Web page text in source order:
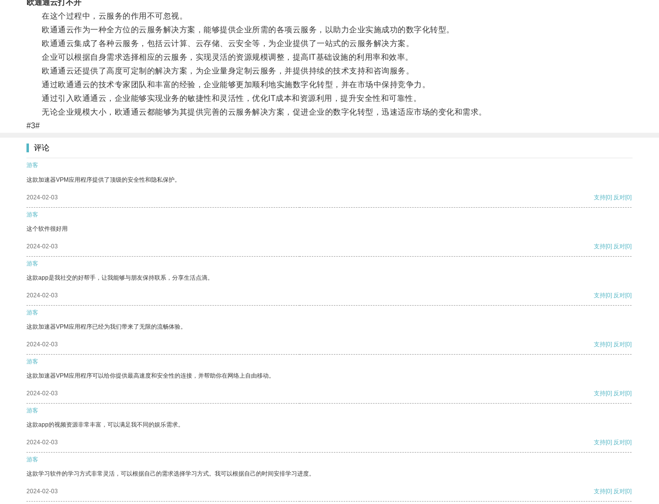
欧通通云打不开
在这个过程中，云服务的作用不可忽视。
欧通通云作为一种全方位的云服务解决方案，能够提供企业所需的各项云服务，以助力企业实施成功的数字化转型。
欧通通云集成了各种云服务，包括云计算、云存储、云安全等，为企业提供了一站式的云服务解决方案。
企业可以根据自身需求选择相应的云服务，实现灵活的资源规模调整，提高IT基础设施的利用率和效率。
欧通通云还提供了高度可定制的解决方案，为企业量身定制云服务，并提供持续的技术支持和咨询服务。
通过欧通通云的技术专家团队和丰富的经验，企业能够更加顺利地实施数字化转型，并在市场中保持竞争力。
通过引入欧通通云，企业能够实现业务的敏捷性和灵活性，优化IT成本和资源利用，提升安全性和可靠性。
无论企业规模大小，欧通通云都能够为其提供完善的云服务解决方案，促进企业的数字化转型，迅速适应市场的变化和需求。
#3#
评论
游客
这款加速器VPM应用程序提供了顶级的安全性和隐私保护。
2024-02-03 支持[0] 反对[0]
游客
这个软件很好用
2024-02-03 支持[0] 反对[0]
游客
这款app是我社交的好帮手，让我能够与朋友保持联系，分享生活点滴。
2024-02-03 支持[0] 反对[0]
游客
这款加速器VPM应用程序已经为我们带来了无限的流畅体验。
2024-02-03 支持[0] 反对[0]
游客
这款加速器VPM应用程序可以给你提供最高速度和安全性的连接，并帮助你在网络上自由移动。
2024-02-03 支持[0] 反对[0]
游客
这款app的视频资源非常丰富，可以满足我不同的娱乐需求。
2024-02-03 支持[0] 反对[0]
游客
这款学习软件的学习方式非常灵活，可以根据自己的需求选择学习方式。我可以根据自己的时间安排学习进度。
2024-02-03 支持[0] 反对[0]